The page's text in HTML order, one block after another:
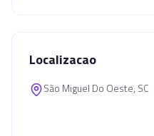
Localizacao
São Miguel Do Oeste, SC